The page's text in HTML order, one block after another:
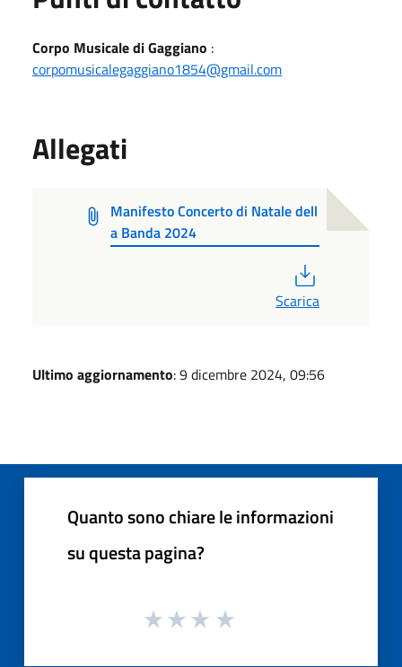
Corpo Musicale di Gaggiano :
corpomusicalegaggiano1854@gmail.com
Allegati
Manifesto Concerto di Natale dell
a Banda 2024
Scarica
Ultimo aggiornamento: 9 dicembre 2024, 09:56
Quanto sono chiare le informazioni
su questa pagina?